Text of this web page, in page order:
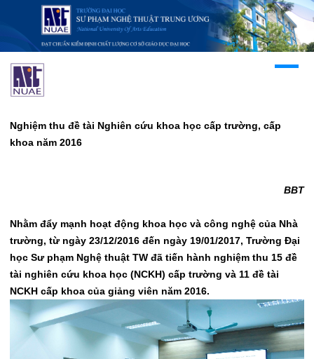
Nghiệm thu đề tài Nghiên cứu khoa học cấp trường, cấp
khoa năm 2016
BBT
Nhằm đẩy mạnh hoạt động khoa học và công nghệ của Nhà
trường, từ ngày 23/12/2016 đến ngày 19/01/2017, Trường Đại
học Sư phạm Nghệ thuật TW đã tiến hành nghiệm thu 15 đề
tài nghiên cứu khoa học (NCKH) cấp trường và 11 đề tài
NCKH cấp khoa của giảng viên năm 2016.